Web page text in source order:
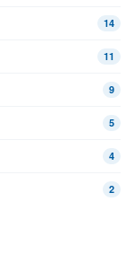
14
11
9
5
4
2